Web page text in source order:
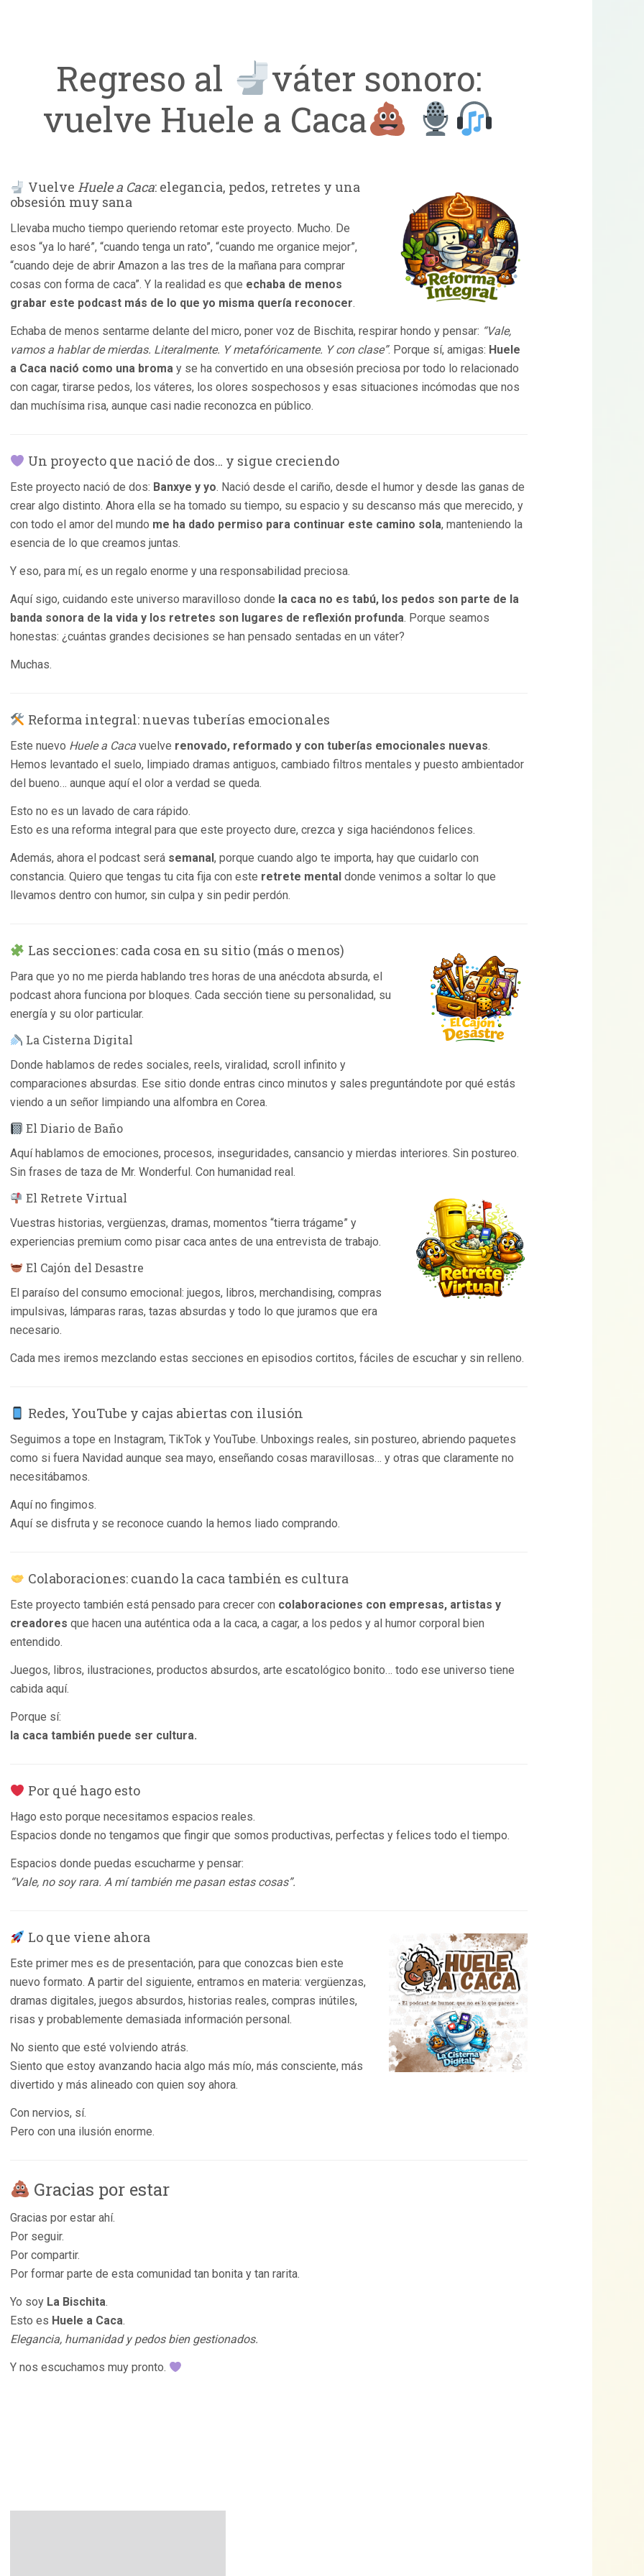
Regreso al
váter sonoro:
vuelve Huele a Caca
Vuelve Huele a Caca: elegancia, pedos, retretes y una
obsesión muy sana
Llevaba mucho tiempo queriendo retomar este proyecto. Mucho. De
esos “ya lo haré”, “cuando tenga un rato”, “cuando me organice mejor”,
“cuando deje de abrir Amazon a las tres de la mañana para comprar
cosas con forma de caca”. Y la realidad es que echaba de menos
grabar este podcast más de lo que yo misma quería reconocer.
Echaba de menos sentarme delante del micro, poner voz de Bischita, respirar hondo y pensar: “Vale,
vamos a hablar de mierdas. Literalmente. Y metafóricamente. Y con clase”. Porque sí, amigas: Huele
a Caca nació como una broma y se ha convertido en una obsesión preciosa por todo lo relacionado
con cagar, tirarse pedos, los váteres, los olores sospechosos y esas situaciones incómodas que nos
dan muchísima risa, aunque casi nadie reconozca en público.
Un proyecto que nació de dos… y sigue creciendo
Este proyecto nació de dos: Banxye y yo. Nació desde el cariño, desde el humor y desde las ganas de
crear algo distinto. Ahora ella se ha tomado su tiempo, su espacio y su descanso más que merecido, y
con todo el amor del mundo me ha dado permiso para continuar este camino sola, manteniendo la
esencia de lo que creamos juntas.
Y eso, para mí, es un regalo enorme y una responsabilidad preciosa.
Aquí sigo, cuidando este universo maravilloso donde la caca no es tabú, los pedos son parte de la
banda sonora de la vida y los retretes son lugares de reflexión profunda. Porque seamos
honestas: ¿cuántas grandes decisiones se han pensado sentadas en un váter?
Muchas.
Reforma integral: nuevas tuberías emocionales
Este nuevo Huele a Caca vuelve renovado, reformado y con tuberías emocionales nuevas.
Hemos levantado el suelo, limpiado dramas antiguos, cambiado filtros mentales y puesto ambientador
del bueno… aunque aquí el olor a verdad se queda.
Esto no es un lavado de cara rápido.
Esto es una reforma integral para que este proyecto dure, crezca y siga haciéndonos felices.
Además, ahora el podcast será semanal, porque cuando algo te importa, hay que cuidarlo con
constancia. Quiero que tengas tu cita fija con este retrete mental donde venimos a soltar lo que
llevamos dentro con humor, sin culpa y sin pedir perdón.
Las secciones: cada cosa en su sitio (más o menos)
Para que yo no me pierda hablando tres horas de una anécdota absurda, el
podcast ahora funciona por bloques. Cada sección tiene su personalidad, su
energía y su olor particular.
La Cisterna Digital
Donde hablamos de redes sociales, reels, viralidad, scroll infinito y
comparaciones absurdas. Ese sitio donde entras cinco minutos y sales preguntándote por qué estás
viendo a un señor limpiando una alfombra en Corea.
El Diario de Baño
Aquí hablamos de emociones, procesos, inseguridades, cansancio y mierdas interiores. Sin postureo.
Sin frases de taza de Mr. Wonderful. Con humanidad real.
El Retrete Virtual
Vuestras historias, vergüenzas, dramas, momentos “tierra trágame” y
experiencias premium como pisar caca antes de una entrevista de trabajo.
El Cajón del Desastre
El paraíso del consumo emocional: juegos, libros, merchandising, compras
impulsivas, lámparas raras, tazas absurdas y todo lo que juramos que era
necesario.
Cada mes iremos mezclando estas secciones en episodios cortitos, fáciles de escuchar y sin relleno.
Redes, YouTube y cajas abiertas con ilusión
Seguimos a tope en Instagram, TikTok y YouTube. Unboxings reales, sin postureo, abriendo paquetes
como si fuera Navidad aunque sea mayo, enseñando cosas maravillosas… y otras que claramente no
necesitábamos.
Aquí no fingimos.
Aquí se disfruta y se reconoce cuando la hemos liado comprando.
Colaboraciones: cuando la caca también es cultura
Este proyecto también está pensado para crecer con colaboraciones con empresas, artistas y
creadores que hacen una auténtica oda a la caca, a cagar, a los pedos y al humor corporal bien
entendido.
Juegos, libros, ilustraciones, productos absurdos, arte escatológico bonito… todo ese universo tiene
cabida aquí.
Porque sí:
la caca también puede ser cultura.
Por qué hago esto
Hago esto porque necesitamos espacios reales.
Espacios donde no tengamos que fingir que somos productivas, perfectas y felices todo el tiempo.
Espacios donde puedas escucharme y pensar:
“Vale, no soy rara. A mí también me pasan estas cosas”.
Lo que viene ahora
Este primer mes es de presentación, para que conozcas bien este
nuevo formato. A partir del siguiente, entramos en materia: vergüenzas,
dramas digitales, juegos absurdos, historias reales, compras inútiles,
risas y probablemente demasiada información personal.
No siento que esté volviendo atrás.
Siento que estoy avanzando hacia algo más mío, más consciente, más
divertido y más alineado con quien soy ahora.
Con nervios, sí.
Pero con una ilusión enorme.
Gracias por estar
Gracias por estar ahí.
Por seguir.
Por compartir.
Por formar parte de esta comunidad tan bonita y tan rarita.
Yo soy La Bischita.
Esto es Huele a Caca.
Elegancia, humanidad y pedos bien gestionados.
Y nos escuchamos muy pronto.